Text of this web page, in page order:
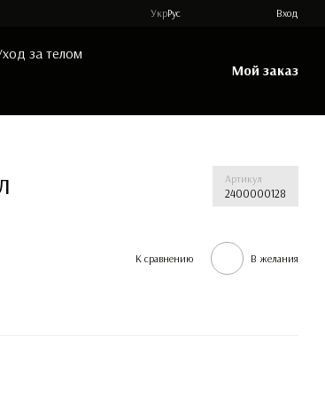
УкрРус Вход
за телом
Мой заказ
Артикул
2400000128
К сравнению В желания